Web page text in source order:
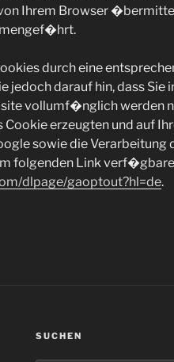
Ihrem Browser
durch eine
jedoch darauf hin, dass Sie
vollumf�nglich werden
Cookie erzeugten und auf
sowie die Verarbeitung
folgenden Link
dlpage/gaoptout?hl=de.
SUCHEN